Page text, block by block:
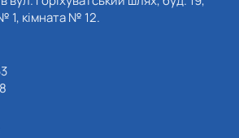
1, кімната № 12.